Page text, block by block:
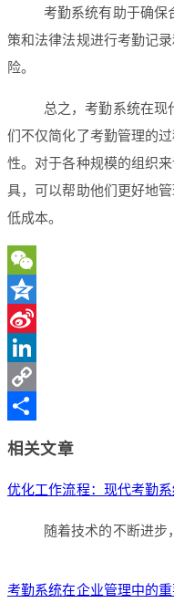
考勤系统有助于确保
策和法律法规进行考勤记
险。
总之，考勤系统在现
们不仅简化了考勤管理的
性。对于各种规模的组织
具，可以帮助他们更好地
低成本。
WeChat
Qzone
Sina
Weibo
LinkedIn
Copy
相关文章
优化工作流程：现代考勤
随着技术的不断进
考勤系统在企业管理中的重